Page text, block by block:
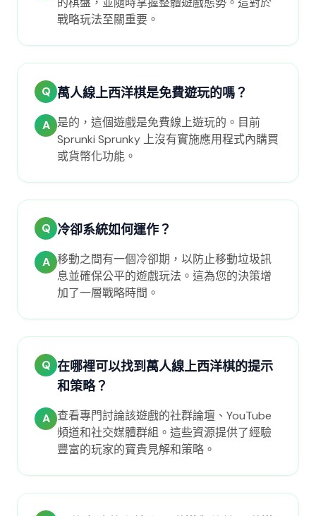
戰略玩法至關重要。
Q 萬人線上西洋棋是免費遊玩的嗎？
A 是的，這個遊戲是免費線上遊玩的。目前
Sprunki Sprunky 上沒有實施應用程式內購買
或貨幣化功能。
Q 冷卻系統如何運作？
A 移動之間有一個冷卻期，以防止移動垃圾訊
息並確保公平的遊戲玩法。這為您的決策增
加了一層戰略時間。
Q 在哪裡可以找到萬人線上西洋棋的提示
和策略？
A 查看專門討論該遊戲的社群論壇、YouTube
頻道和社交媒體群組。這些資源提供了經驗
豐富的玩家的寶貴見解和策略。